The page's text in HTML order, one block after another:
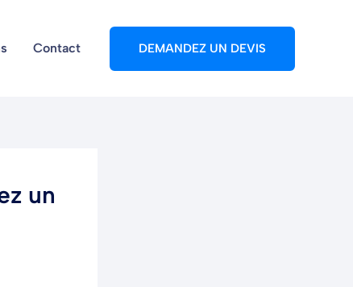
Contact DEMANDEZ UN DEVIS
un